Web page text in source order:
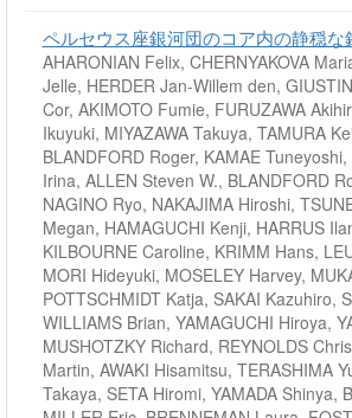
ペルセウス座銀河団のコア内の静穏な
AHARONIAN Felix, CHERNYAKOVA
Jelle, HERDER Jan-Willem den,
Cor, AKIMOTO Fumie, FURUZAWA
Ikuyuki, MIYAZAWA Takuya, TAMURA
BLANDFORD Roger, KAMAE
Irina, ALLEN Steven W., BLANDFORD
NAGINO Ryo, NAKAJIMA Hiroshi,
Megan, HAMAGUCHI Kenji, HARRUS
KILBOURNE Caroline, KRIMM Hans,
MORI Hideyuki, MOSELEY Harvey,
POTTSCHMIDT Katja, SAKAI Kazuhiro,
WILLIAMS Brian, YAMAGUCHI Hiroya,
MUSHOTZKY Richard, REYNOLDS
Martin, AWAKI Hisamitsu, TERASHIMA
Takaya, SETA Hiromi, YAMADA Shinya,